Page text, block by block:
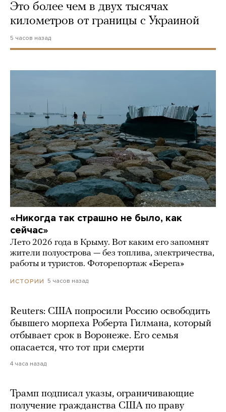
Это более чем в двух тысячах
километров от границы с Украиной
5 часов назад
«Никогда так страшно не было, как
сейчас»
Лето 2026 года в Крыму. Вот каким его запомнят
жители полуострова — без топлива, электричества,
работы и туристов. Фоторепортаж «Берега»
ИСТОРИИ 5 часов назад
Reuters: США попросили Россию освободить
бывшего морпеха Роберта Гилмана, который
отбывает срок в Воронеже. Его семья
опасается, что тот при смерти
4 часа назад
Трамп подписал указы, ограничивающие
получение гражданства США по праву